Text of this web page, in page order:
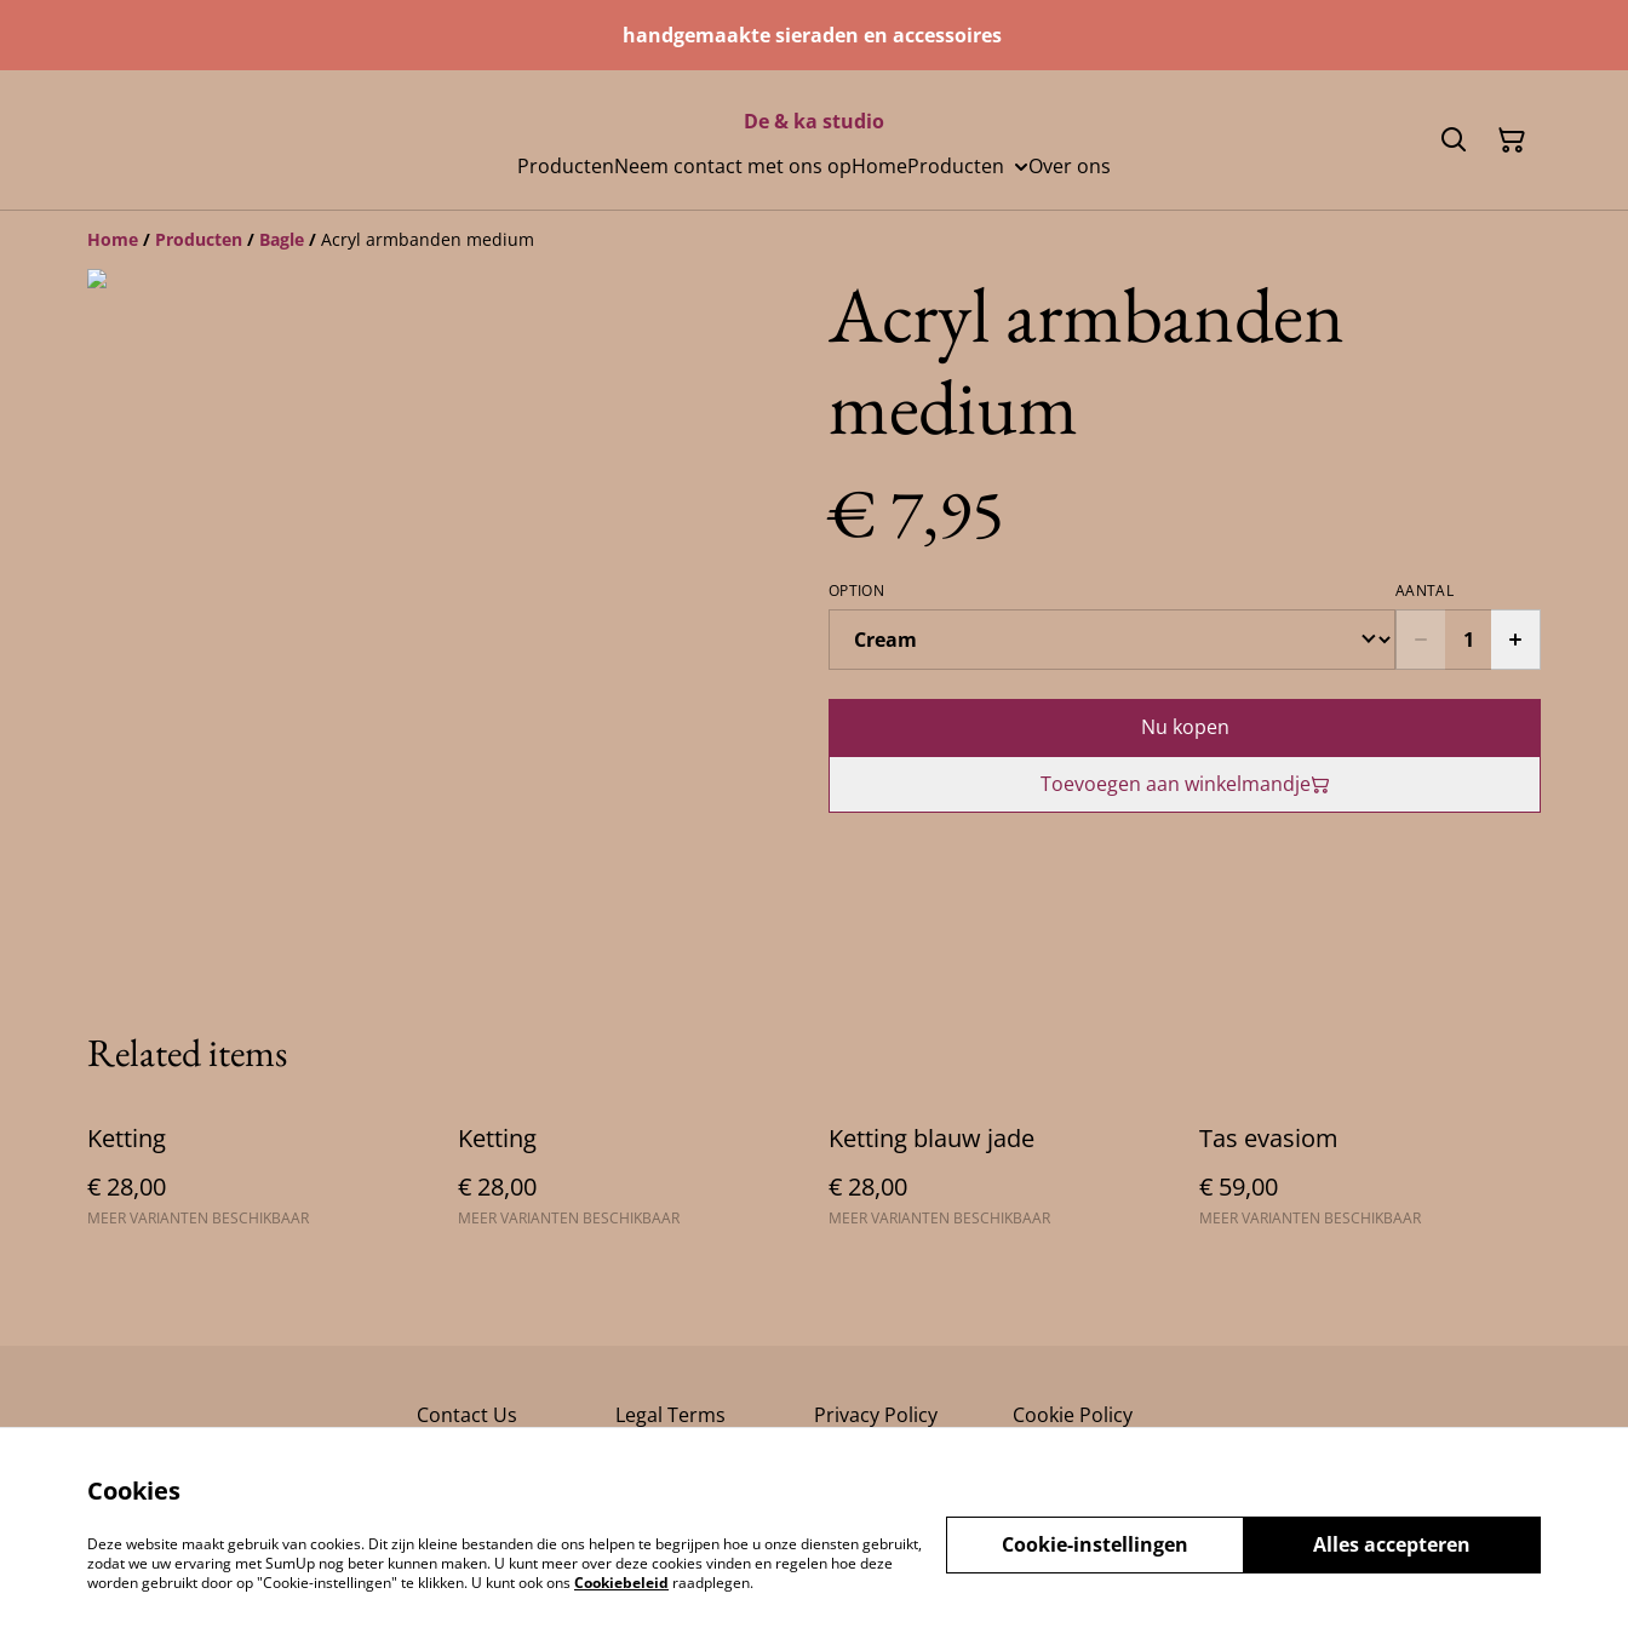
handgemaakte sieraden en accessoires
De & ka studio
ProductenNeem contact met ons opHomeProducten Over ons
Home / Producten / Bagle / Acryl armbanden medium
Acryl armbanden
medium
€ 7,95
OPTION AANTAL
Nu kopen
Toevoegen aan winkelmandje
Related items
Ketting
€ 28,00
MEER VARIANTEN BESCHIKBAAR
Ketting
€ 28,00
MEER VARIANTEN BESCHIKBAAR
Ketting blauw jade
€ 28,00
MEER VARIANTEN BESCHIKBAAR
Tas evasiom
€ 59,00
MEER VARIANTEN BESCHIKBAAR
Contact Us Legal Terms Privacy Policy Cookie Policy
©2026De & ka studio
Cookies
Deze website maakt gebruik van cookies. Dit zijn kleine bestanden die ons helpen te begrijpen hoe u onze diensten gebruikt,
zodat we uw ervaring met SumUp nog beter kunnen maken. U kunt meer over deze cookies vinden en regelen hoe deze
worden gebruikt door op "Cookie-instellingen" te klikken. U kunt ook onsCookiebeleid raadplegen.
Alles accepteren
Cookie-instellingen